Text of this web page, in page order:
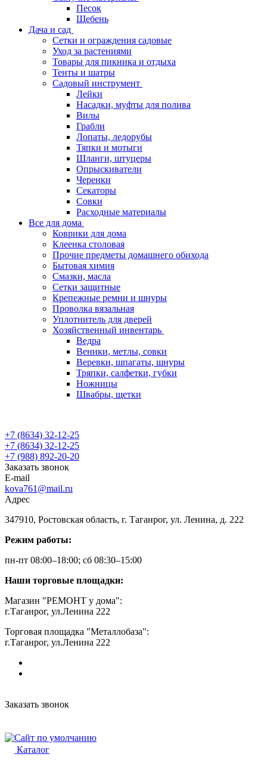
Песок
Щебень
Дача и сад
Сетки и ограждения садовые
Уход за растениями
Товары для пикника и отдыха
Тенты и шатры
Садовый инструмент
Лейки
Насадки, муфты для полива
Вилы
Грабли
Лопаты, ледорубы
Тяпки и мотыги
Шланги, штуцеры
Опрыскиватели
Черенки
Секаторы
Совки
Расходные материалы
Все для дома
Коврики для дома
Клеенка столовая
Прочие предметы домашнего обихода
Бытовая химия
Смазки, масла
Сетки защитные
Крепежные ремни и шнуры
Проволка вязальная
Уплотнитель для дверей
Хозяйственный инвентарь
Ведра
Веники, метлы, совки
Веревки, шпагаты, шнуры
Тряпки, салфетки, губки
Ножницы
Швабры, щетки
+7 (8634) 32-12-25
+7 (8634) 32-12-25
+7 (988) 892-20-20
Заказать звонок
E-mail
kova761@mail.ru
Адрес
347910, Ростовская область, г. Таганрог, ул. Ленина, д. 222
Режим работы:
пн-пт 08:00–18:00; сб 08:30–15:00
Наши торговые площадки:
Магазин "РЕМОНТ у дома":
г.Таганрог, ул.Ленина 222
Торговая площадка "Металлобаза":
г.Таганрог, ул.Ленина 222
Заказать звонок
Каталог